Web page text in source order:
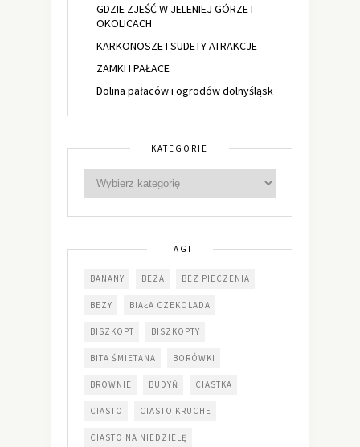
GDZIE ZJEŚĆ W JELENIEJ GÓRZE I
OKOLICACH
KARKONOSZE I SUDETY ATRAKCJE
ZAMKI I PAŁACE
Dolina pałaców i ogrodów dolnyśląsk
KATEGORIE
TAGI
BANANY BEZA BEZ PIECZENIA
BEZY BIAŁA CZEKOLADA
BISZKOPT BISZKOPTY
BITA ŚMIETANA BORÓWKI
BROWNIE BUDYŃ CIASTKA
CIASTO CIASTO KRUCHE
CIASTO NA NIEDZIELĘ